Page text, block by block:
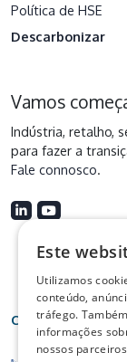
Política de HSE
Descarbonizar
Vamos
Indústria, retalho,
para fazer a
Fale connosco
Certificações
Este
Utilizamos
conteúdo,
tráfego.
informações
nossos